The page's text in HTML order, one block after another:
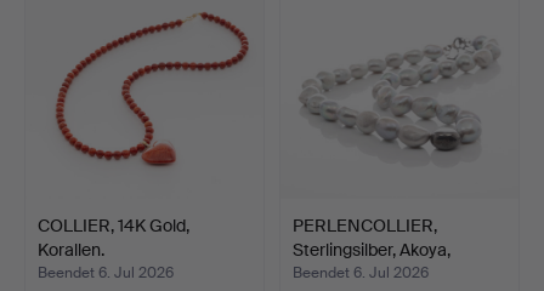
COLLIER, 14K Gold,
Korallen.
Beendet 6. Jul 2026
PERLENCOLLIER,
Sterlingsilber, Akoya,
Häma…
Beendet 6. Jul 2026